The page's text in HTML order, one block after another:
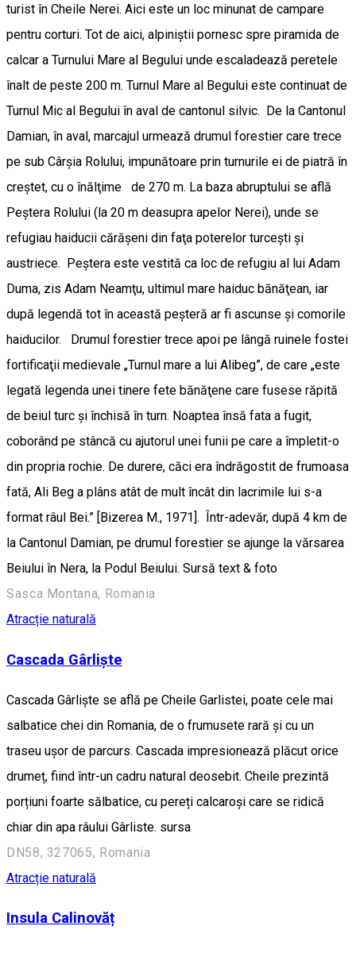
turist în Cheile Nerei. Aici este un loc minunat de campare
pentru corturi. Tot de aici, alpiniştii pornesc spre piramida de
calcar a Turnului Mare al Begului unde escaladează peretele
înalt de peste 200 m. Turnul Mare al Begului este continuat de
Turnul Mic al Begului în aval de cantonul silvic. De la Cantonul
Damian, în aval, marcajul urmează drumul forestier care trece
pe sub Cârşia Rolului, impunătoare prin turnurile ei de piatră în
creştet, cu o înălţime de 270 m. La baza abruptului se află
Peştera Rolului (la 20 m deasupra apelor Nerei), unde se
refugiau haiducii cărăşeni din faţa poterelor turceşti şi
austriece. Peştera este vestită ca loc de refugiu al lui Adam
Duma, zis Adam Neamţu, ultimul mare haiduc bănăţean, iar
după legendă tot în această peşteră ar fi ascunse şi comorile
haiducilor. Drumul forestier trece apoi pe lângă ruinele fostei
fortificaţii medievale „Turnul mare a lui Alibeg”, de care „este
legată legenda unei tinere fete bănăţene care fusese răpită
de beiul turc şi închisă în turn. Noaptea însă fata a fugit,
coborând pe stâncă cu ajutorul unei funii pe care a împletit-o
din propria rochie. De durere, căci era îndrăgostit de frumoasa
fată, Ali Beg a plâns atât de mult încât din lacrimile lui s-a
format râul Bei.” [Bizerea M., 1971]. Într-adevăr, după 4 km de
la Cantonul Damian, pe drumul forestier se ajunge la vărsarea
Beiului în Nera, la Podul Beiului. Sursă text & foto
Sasca Montana, Romania
Atracție naturală
Cascada Gârliște
Cascada Gârliște se află pe Cheile Garlistei, poate cele mai
salbatice chei din Romania, de o frumusete rară și cu un
traseu ușor de parcurs. Cascada impresionează plăcut orice
drumeț, fiind într-un cadru natural deosebit. Cheile prezintă
porțiuni foarte sălbatice, cu pereți calcaroși care se ridică
chiar din apa râului Gârliste. sursa
DN58, 327065, Romania
Atracție naturală
Insula Calinovăț